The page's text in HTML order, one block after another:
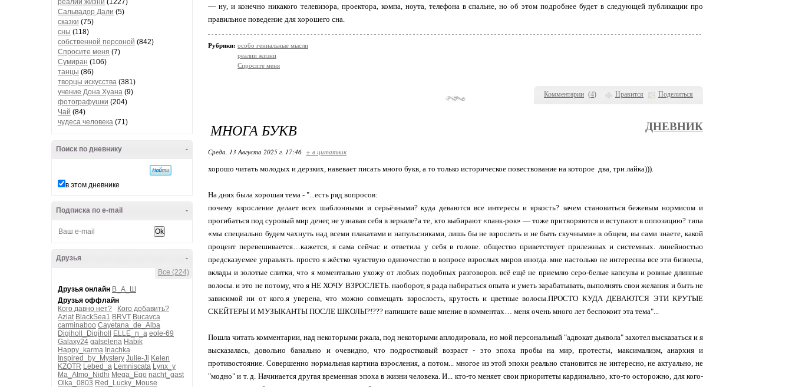
реалии жизни (1227)
Сальвадор Дали (5)
сказки (75)
сны (118)
собственной персоной (842)
Спросите меня (7)
Сумиран (106)
танцы (86)
творцы искусства (381)
учение Дона Хуана (9)
фотографушки (204)
Чай (84)
чудеса человека (71)
-
Поиск по дневнику
в этом дневнике
-
Подписка по e-mail
-
Друзья
Все (224)
Друзья онлайн В_А_Ш
Друзья оффлайн
Кого давно нет?
Кого добавить?
Aziat BlackSea1 BRVT Bucavca
carminaboo Cayetana_de_Alba
Digiholl_Digiholl
ELLE_n_a eole-69
Galaxy24 galselena Habik
Happy_karma Inachka
Inspired_by_Mystery Julie-Ji Kelen
KZOTR Lebed_a Lemniscata Lynx_y
Ma_Atmo_Nidhi Mega_Ego nacht_gast
Olka_0803 Red_Lucky_Mouse
Комментарии (4) Нравится Поделиться
— ну, и конечно никакого телевизора, проектора, компа, ноута, телефона в спальне, но об этом подробнее будет в следующей публикации про
правильное поведение для хорошего сна.
Рубрики: особо гениальные мысли
реалии жизни
Спросите меня
МНОГА БУКВ ДНЕВНИК
Среда, 13 Августа 2025 г. 17:46 + в цитатник
хорошо читать молодых и дерзких, навевает писать много букв, а то только историческое повествование на которое два, три лайка))).
На днях была хорошая тема - "...есть ряд вопросов:
почему взросление делает всех шаблонными и серьёзными? куда деваются все интересы и яркость? зачем становиться бежевым нормисом и
прогибаться под суровый мир денег, не узнавая себя в зеркале?а те, кто выбирают «панк-рок» — тоже притворяются и вступают в оппозицию? типа
«мы специально будем чахнуть над всеми плакатами и напульсниками, лишь бы не взрослеть и не быть скучными».в общем, вы сами знаете, какой
процент перевешивается…кажется, я сама сейчас и ответила у себя в голове. общество приветствует прилежных и системных. линейностью
предсказуемее управлять. просто я жёстко чувствую одиночество в вопросе взрослых миров иногда. мне настолько не интересны все эти бизнесы,
вклады и золотые слитки, что я моментально ухожу от любых подобных разговоров. всё ещё не приемлю серо-белые капсулы и ровные длинные
волосы. и это не потому, что я НЕ ХОЧУ ВЗРОСЛЕТЬ. наоборот, я рада набираться опыта и уметь зарабатывать, выполнять свои желания и быть не
зависимой ни от кого.я уверена, что можно совмещать взрослость, крутость и цветные волосы.ПРОСТО КУДА ДЕВАЮТСЯ ЭТИ КРУТЫЕ
СКЕЙТЕРЫ И МУЗЫКАНТЫ ПОСЛЕ ШКОЛЫ?!??? напишите ваше мнение в комментах… меня очень много лет беспокоит эта тема"...
Пошла читать комментарии, над некоторыми ржала, под некоторыми аплодировала, но мой персональный "адвокат дьявола" захотел высказаться и я
высказалась, довольно банально и очевидно, что подростковый возраст - это эпоха пробы на мир, протесты, максимализм, анархия и
противостояние. Совершенно нормальная картина взросления, а потом... многое из этой эпохи реально становится не интересно, не актуально, не
"модно" и т. д. Начинается другая временная эпоха в жизни человека. И... кто-то меняет свои приоритеты кардинально, кто-то осторожно, для кого-